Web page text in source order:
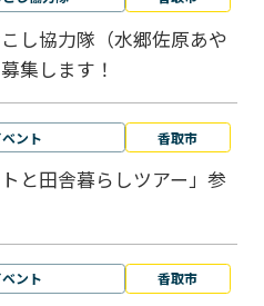
し協力隊（水郷佐原あや
集します！
ント 香取市
と⽥舎暮らしツアー」参
ント 香取市